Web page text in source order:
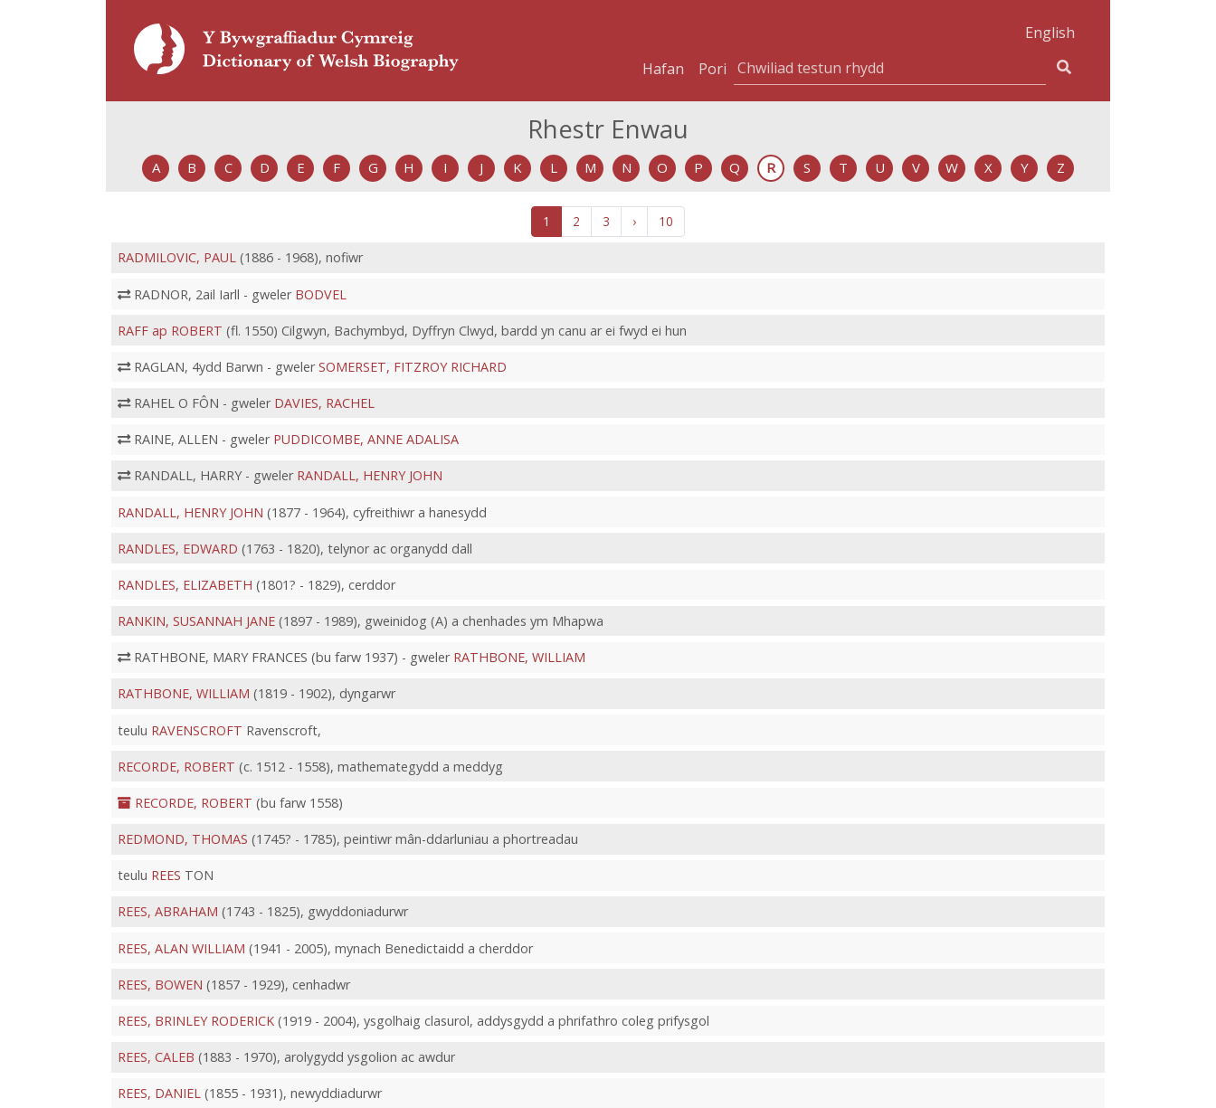
English
Hafan
Pori
Rhestr Enwau
A B C D E F G H I J K L M N O P Q R S T U V W X Y Z
1 2 3 › 10
RADMILOVIC, PAUL(1886 - 1968), nofiwr
RADNOR, 2ail Iarll - gweler BODVEL
RAFF ap ROBERT (fl. 1550) Cilgwyn, Bachymbyd, Dyffryn Clwyd, bardd yn canu ar ei fwyd ei hun
RAGLAN, 4ydd Barwn - gwelerSOMERSET, FITZROY RICHARD
RAHEL O FÔN - gweler DAVIES, RACHEL
RAINE, ALLEN - gweler PUDDICOMBE, ANNE ADALISA
RANDALL, HARRY - gweler RANDALL, HENRY JOHN
RANDALL, HENRY JOHN (1877 - 1964), cyfreithiwr a hanesydd
RANDLES, EDWARD (1763 - 1820), telynor ac organydd dall
RANDLES, ELIZABETH (1801? - 1829), cerddor
RANKIN, SUSANNAH JANE(1897 - 1989), gweinidog (A) a chenhades ym Mhapwa
RATHBONE, MARY FRANCES (bu farw 1937) - gweler RATHBONE, WILLIAM
RATHBONE, WILLIAM (1819 - 1902), dyngarwr
teulu RAVENSCROFT Ravenscroft,
RECORDE, ROBERT (c. 1512 - 1558), mathemategydd a meddyg
RECORDE, ROBERT (bu farw 1558)
REDMOND, THOMAS (1745? - 1785), peintiwr mân-ddarluniau a phortreadau
teulu REES TON
REES, ABRAHAM (1743 - 1825), gwyddoniadurwr
REES, ALAN WILLIAM (1941 - 2005), mynach Benedictaidd a cherddor
REES, BOWEN (1857 - 1929), cenhadwr
REES, BRINLEY RODERICK(1919 - 2004), ysgolhaig clasurol, addysgydd a phrifathro coleg prifysgol
REES, CALEB (1883 - 1970), arolygydd ysgolion ac awdur
REES, DANIEL(1855 - 1931), newyddiadurwr